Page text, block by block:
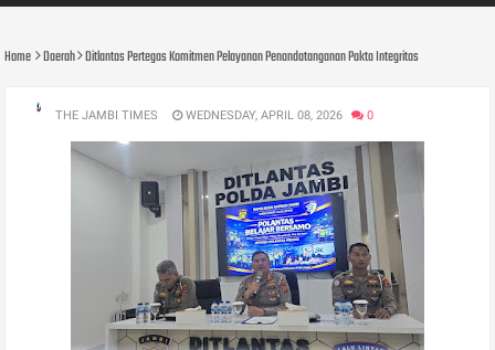
Home Daerah Ditlantas Pertegas Komitmen Pelayanan Penandatanganan Pakta Integritas
THE JAMBI TIMES WEDNESDAY, APRIL 08, 2026 0